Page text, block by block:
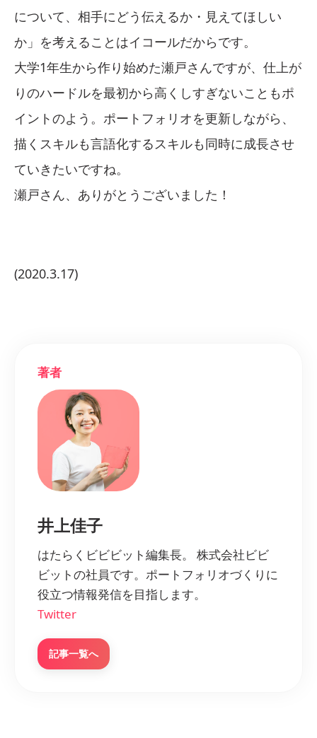
について、相手にどう伝えるか・見えてほしい
か」を考えることはイコールだからです。
大学1年生から作り始めた瀬戸さんですが、仕上が
りのハードルを最初から高くしすぎないこともポ
イントのよう。ポートフォリオを更新しながら、
描くスキルも言語化するスキルも同時に成長させ
ていきたいですね。
瀬戸さん、ありがとうございました！
(2020.3.17)
著者
井上佳子
はたらくビビビット編集長。 株式会社ビビ
ビットの社員です。ポートフォリオづくりに
役立つ情報発信を目指します。
Twitter
記事一覧へ